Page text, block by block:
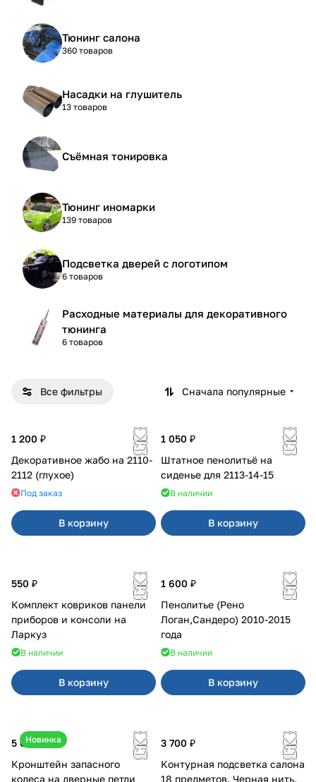
Тюнинг салона
360 товаров
Насадки на глушитель
13 товаров
Съёмная тонировка
Тюнинг иномарки
139 товаров
Подсветка дверей с логотипом
6 товаров
Расходные материалы для декоративного
тюнинга
6 товаров
Все фильтры Сначала популярные
1 200 ₽
Декоративное жабо на 2110-
2112 (глухое)
Под заказ
В корзину
1 050 ₽
Штатное пенолитьё на
сиденье для 2113-14-15
В наличии
В корзину
550 ₽
Комплект ковриков панели
приборов и консоли на
Ларкуз
В наличии
В корзину
1 600 ₽
Пенолитье (Рено
Логан,Сандеро) 2010-2015
года
В наличии
В корзину
Новинка
5 050 ₽
Кронштейн запасного
колеса на дверные петли
3 700 ₽
Контурная подсветка салона
18 предметов. Черная нить.